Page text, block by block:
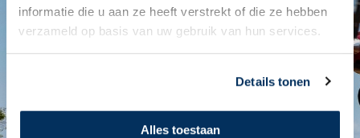
informatie die u aan ze heeft verstrekt of die ze hebben
verzameld op basis van uw gebruik van hun services.
Details tonen
Alles toestaan